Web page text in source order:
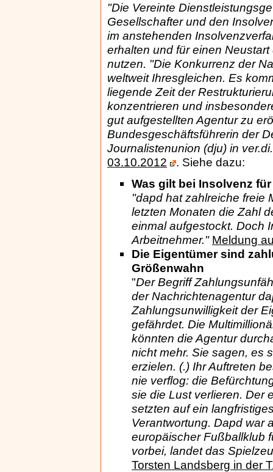
"Die Vereinte
Gesellschafter und den
im anstehenden
erhalten und für einen
nutzen. "Die Konkurrenz der
weltweit Ihresgleichen. Es
liegende Zeit der
konzentrieren und
gut aufgestellten Agentur zu
Bundesgeschäftsführerin der
Journalistenunion (dju) in ver.di.
03.10.2012
. Siehe dazu:
Was gilt bei Insolvenz
"dapd hat zahlreiche freie
letzten Monaten die Zahl
einmal aufgestockt. Doch
Arbeitnehmer." Meldung
Die Eigentümer sind
Größenwahn
"Der Begriff
der Nachrichtenagentur
Zahlungsunwilligkeit der
gefährdet. Die
könnten die Agentur
nicht mehr. Sie sagen, es
erzielen. (.) Ihr Auftreten
nie verflog: die
sie die Lust verlieren. Der
setzten auf ein
Verantwortung. Dapd war
europäischer Fußballklub
vorbei, landet das
Torsten Landsberg in der